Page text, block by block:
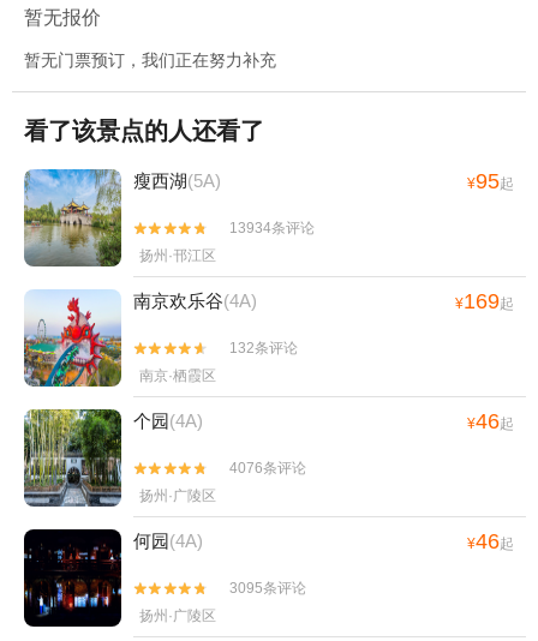
暂无报价
暂无门票预订，我们正在努力补充
看了该景点的人还看了
瘦西湖(5A) ¥95起


13934条评论
扬州·邗江区
南京欢乐谷(4A) ¥169起


132条评论
南京·栖霞区
个园(4A) ¥46起


4076条评论
扬州·广陵区
何园(4A) ¥46起


3095条评论
扬州·广陵区